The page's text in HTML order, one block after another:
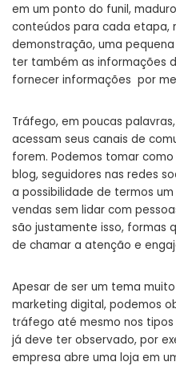
em um ponto do funil,
conteúdos para cada etapa,
demonstração, uma
ter também as informações
fornecer informações por
Tráfego, em poucas
acessam seus canais de
forem. Podemos tomar
blog, seguidores nas redes
a possibilidade de termos
vendas sem lidar com
são justamente isso, formas
de chamar a atenção e
Apesar de ser um tema
marketing digital, podemos
tráfego até mesmo nos
já deve ter observado, por
empresa abre uma loja em